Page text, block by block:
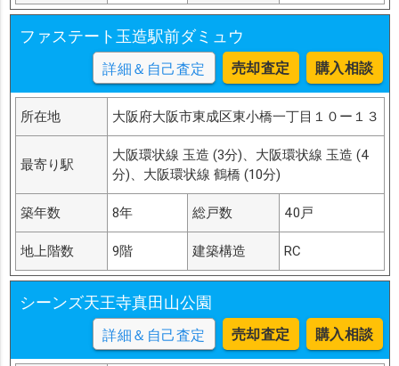
ファステート玉造駅前ダミュウ
詳細＆自己査定 売却査定 購入相談
所在地 大阪府大阪市東成区東小橋一丁目１０ー１３
最寄り駅
大阪環状線 玉造 (3分)、大阪環状線 玉造 (4
分)、大阪環状線 鶴橋 (10分)
築年数 8年 総戸数 40戸
地上階数 9階 建築構造 RC
シーンズ天王寺真田山公園
詳細＆自己査定 売却査定 購入相談